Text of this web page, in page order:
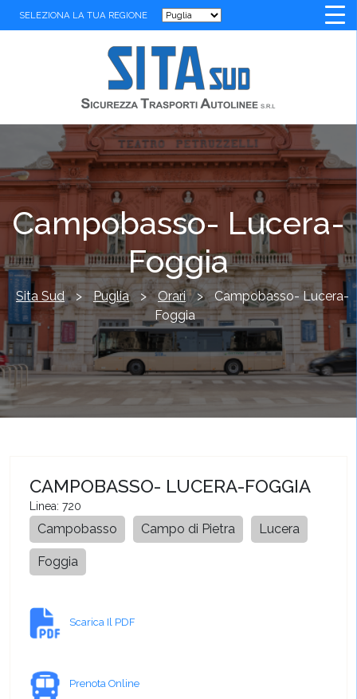
SELEZIONA LA TUA REGIONE
Campobasso- Lucera-
Foggia
Sita Sud > Puglia > Orari >
Campobasso- Lucera-
Foggia
CAMPOBASSO- LUCERA-FOGGIA
Linea: 720
Campobasso Campo di Pietra Lucera
Foggia
Scarica Il PDF
Prenota Online